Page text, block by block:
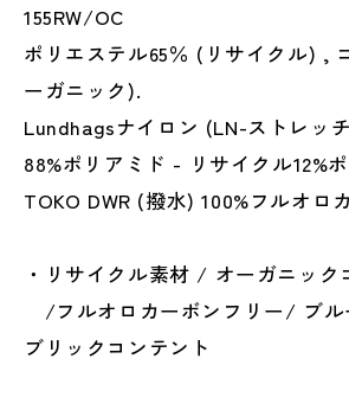
155RW/OC
ポリエステル65％ (リサイクル) ,
ーガニック).
Lundhagsナイロン (LN-ストレッ
88%ポリアミド - リサイクル12%
TOKO DWR (撥水) 100%フルオロ
・リサイクル素材 / オーガニック
/フルオロカーボンフリー/ ブル
ブリックコンテント